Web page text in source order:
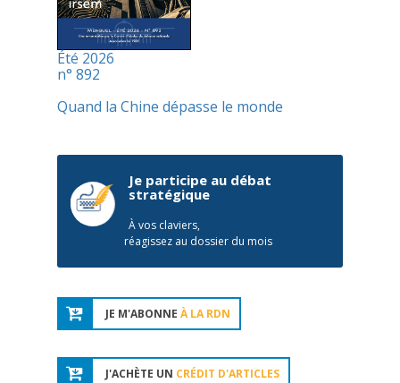
Été 2026
n° 892
Quand la Chine dépasse le monde
Je participe au débat
stratégique
À vos claviers,
réagissez au dossier du mois
JE M'ABONNE À LA RDN
J'ACHÈTE UN CRÉDIT D'ARTICLES